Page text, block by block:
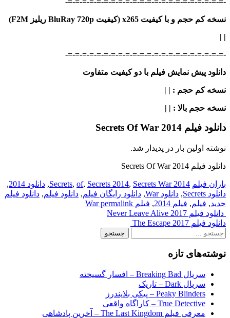
نسخه کم حجم و با کیفیت x265 (کیفیت BluRay 720p ریلیز F2M)
| |
-=-=-=-=-=-=-=-=-=-=-=-=-=-=-=-=-=-=-=-=-=-=-
دانلود پیش نمایش فیلم با دو کیفیت متفاوت
نسخه کم حجم : | |
نسخه حجم بالا : | |
دانلود فیلم Secrets Of War 2014
نوشته اولین بار در پدیدار شد.
دانلود فیلم Secrets Of War 2014
باران فیلم 2014 Secrets
, of, Secrets 2014, Secrets War
, دانلود 2014
,
دانلود Secrets
, دانلود War , دانلود رایگان فیلم, دانلود فیلم, دانلود فیلم
جدید, فیلم, فیلم 2014 , فیلم War permalink
Post
navigation
دانلود فیلم Never Leave Alive 2017
دانلود فیلم The Escape 2017
جستجو
نوشته‌های تازه
سریال Breaking Bad – افسار گسیخته
سریال Dark – تاریک
Peaky Blinders – پیکی بلایندرز
True Detective – کاراگاه واقعی
معرفی فیلم The Last Kingdom – آخرین پادشاهی